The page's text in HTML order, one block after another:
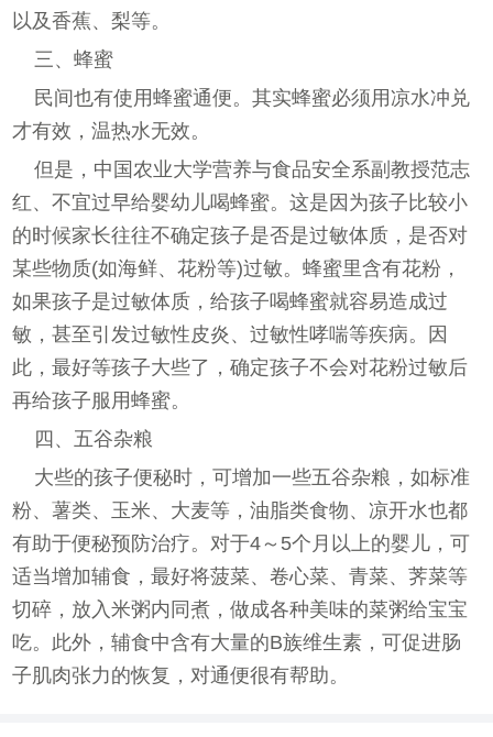
以及香蕉、梨等。
三、蜂蜜
民间也有使用蜂蜜通便。其实蜂蜜必须用凉水冲兑
才有效，温热水无效。
但是，中国农业大学营养与食品安全系副教授范志
红、不宜过早给婴幼儿喝蜂蜜。这是因为孩子比较小
的时候家长往往不确定孩子是否是过敏体质，是否对
某些物质(如海鲜、花粉等)过敏。蜂蜜里含有花粉，
如果孩子是过敏体质，给孩子喝蜂蜜就容易造成过
敏，甚至引发过敏性皮炎、过敏性哮喘等疾病。因
此，最好等孩子大些了，确定孩子不会对花粉过敏后
再给孩子服用蜂蜜。
四、五谷杂粮
大些的孩子便秘时，可增加一些五谷杂粮，如标准
粉、薯类、玉米、大麦等，油脂类食物、凉开水也都
有助于便秘预防治疗。对于4～5个月以上的婴儿，可
适当增加辅食，最好将菠菜、卷心菜、青菜、荠菜等
切碎，放入米粥内同煮，做成各种美味的菜粥给宝宝
吃。此外，辅食中含有大量的B族维生素，可促进肠
子肌肉张力的恢复，对通便很有帮助。